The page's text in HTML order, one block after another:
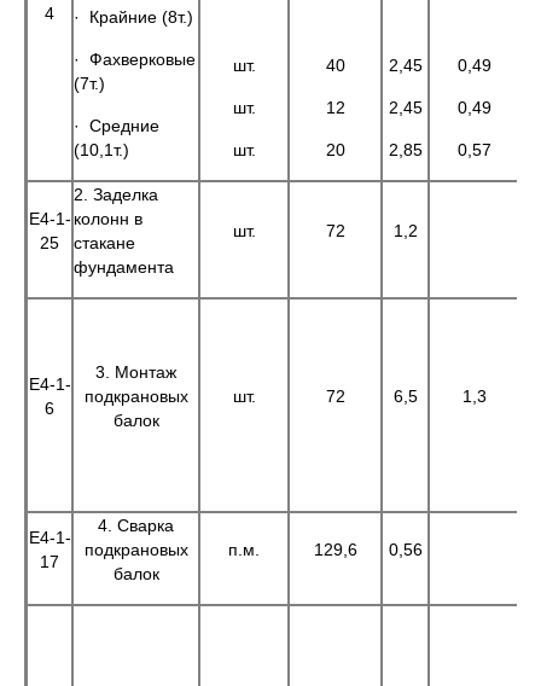
4
· Крайние (8т.)
· Фахверковые
(7т.)
· Средние
(10,1т.)
шт.
шт.
шт.
40
12
20
2,45
2,45
2,85
0,49
0,49
0,57
Е4-1-
25
2. Заделка
колонн в
стакане
фундамента
шт. 72 1,2
Е4-1-
6
3. Монтаж
подкрановых
балок
шт. 72 6,5 1,3
Е4-1-
17
4. Сварка
подкрановых
балок
п.м. 129,6 0,56